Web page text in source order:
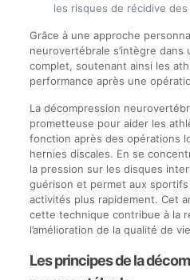
les risques de récidive
Grâce à une approche
neurovertébrale s’intègre dans
complet, soutenant ainsi les
performance après une
La décompression
prometteuse pour aider les
fonction après des opérations
hernies discales. En se
la pression sur les disques
guérison et permet aux
activités plus rapidement. Cet
cette technique contribue à la
l’amélioration de la qualité de
Les principes de la